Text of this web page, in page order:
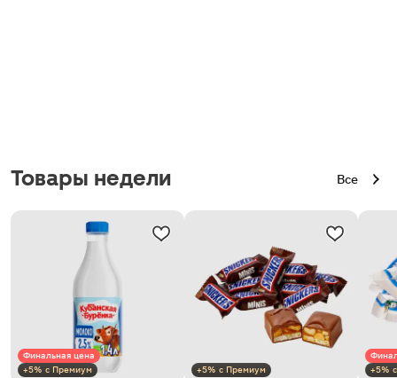
Товары недели Все
Финальная цена
+5% с Премиум
+5% с Премиум
+5%